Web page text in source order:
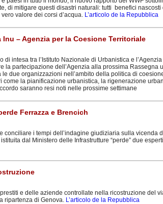
di mitigare questi disastri naturali: tutti benefici
valore dei corsi d’acqua. L’articolo de la Repubblica
– Agenzia per la Coesione Territoriale
di intesa tra l’Istituto Nazionale di Urbanistica e
la partecipazione dell’Agenzia alla prossima Rassegna
due organizzazioni nell’ambito della politica di
come la pianificazione urbanistica, la rigenerazione
saranno resi noti nelle prossime settimane
Ferrazza e Brencich
conciliare i tempi dell’indagine giudiziaria sulla vicenda
dal Ministero delle Infrastrutture “perde” due
e delle aziende controllate nella ricostruzione del
ripartenza di Genova. L’articolo de la Repubblica